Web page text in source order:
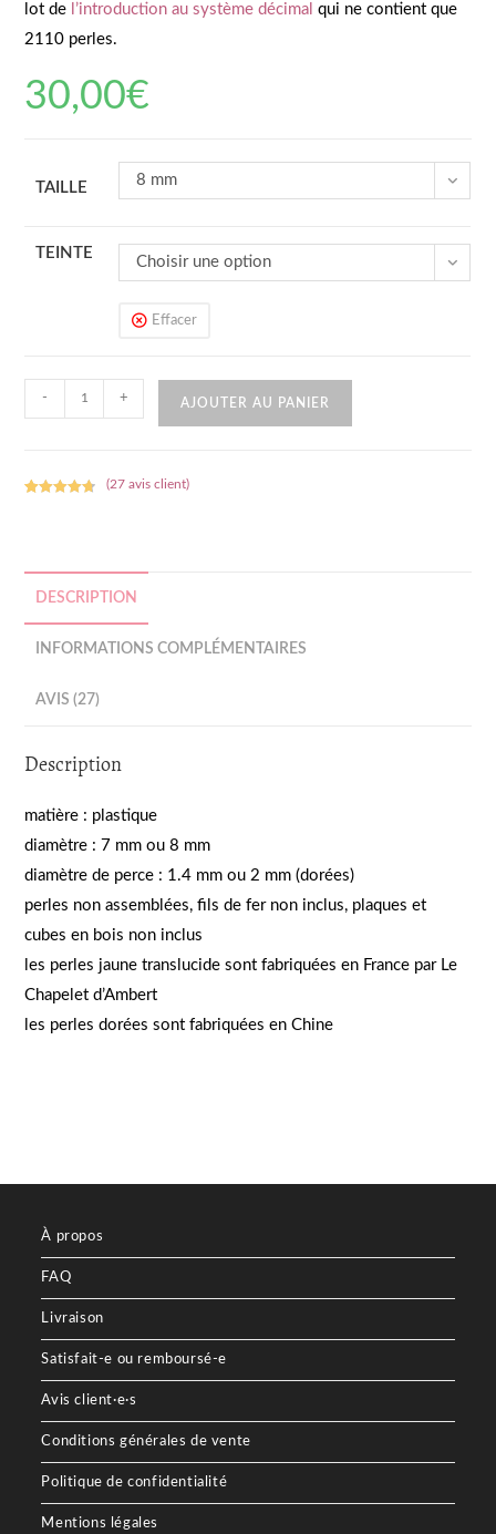
lot de l’introduction au système décimal qui ne contient que
2110 perles.
30,00€
TAILLE 8 mm
TEINTE
Choisir une option
Effacer
de
- + AJOUTER AU PANIER
notations
client
(27 avis client)
DESCRIPTION
INFORMATIONS COMPLÉMENTAIRES
AVIS (27)
Description
matière : plastique
diamètre : 7 mm ou 8 mm
diamètre de perce : 1.4 mm ou 2 mm (dorées)
perles non assemblées, fils de fer non inclus, plaques et
cubes en bois non inclus
les perles jaune translucide sont fabriquées en France par Le
Chapelet d’Ambert
les perles dorées sont fabriquées en Chine
À propos
FAQ
Livraison
Satisfait-e ou remboursé-e
Avis client·e·s
Conditions générales de vente
Politique de confidentialité
Mentions légales